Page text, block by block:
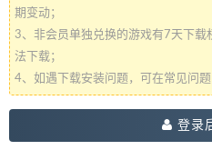
期变动；
3、非会员单独兑换的游戏有7天下载
法下载；
4、如遇下载安装问题，可在常见问题
登录